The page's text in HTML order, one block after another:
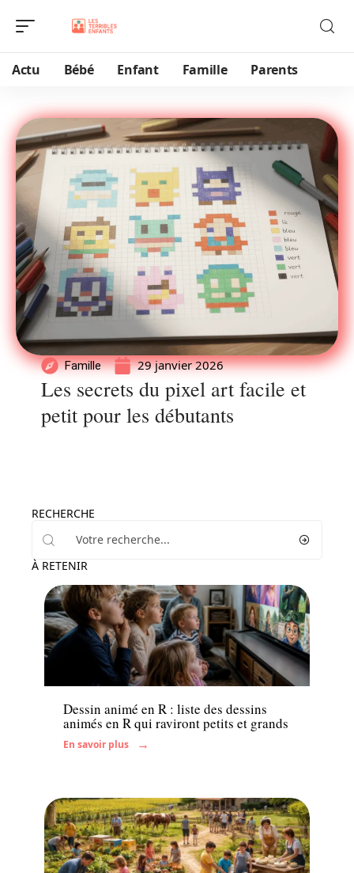
Actu Bébé Enfant Famille Parents
Famille 29 janvier 2026
Les secrets du pixel art facile et
petit pour les débutants
RECHERCHE
À RETENIR
Dessin animé en R : liste des dessins
animés en R qui raviront petits et grands
En savoir plus